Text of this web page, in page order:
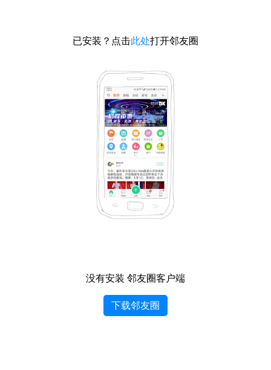
已安装？点击此处打开邻友圈
没有安装 邻友圈客户端
下载邻友圈